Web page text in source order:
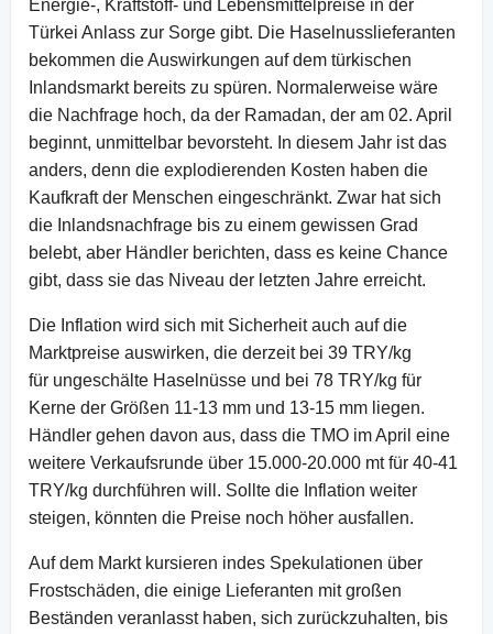
Energie-, Kraftstoff- und Lebensmittelpreise in der
Türkei Anlass zur Sorge gibt. Die Haselnusslieferanten
bekommen die Auswirkungen auf dem türkischen
Inlandsmarkt bereits zu spüren. Normalerweise wäre
die Nachfrage hoch, da der Ramadan, der am 02. April
beginnt, unmittelbar bevorsteht. In diesem Jahr ist das
anders, denn die explodierenden Kosten haben die
Kaufkraft der Menschen eingeschränkt. Zwar hat sich
die Inlandsnachfrage bis zu einem gewissen Grad
belebt, aber Händler berichten, dass es keine Chance
gibt, dass sie das Niveau der letzten Jahre erreicht.
Die Inflation wird sich mit Sicherheit auch auf die
Marktpreise auswirken, die derzeit bei 39 TRY/kg
für ungeschälte Haselnüsse und bei 78 TRY/kg für
Kerne der Größen 11-13 mm und 13-15 mm liegen.
Händler gehen davon aus, dass die TMO im April eine
weitere Verkaufsrunde über 15.000-20.000 mt für 40-41
TRY/kg durchführen will. Sollte die Inflation weiter
steigen, könnten die Preise noch höher ausfallen.
Auf dem Markt kursieren indes Spekulationen über
Frostschäden, die einige Lieferanten mit großen
Beständen veranlasst haben, sich zurückzuhalten, bis